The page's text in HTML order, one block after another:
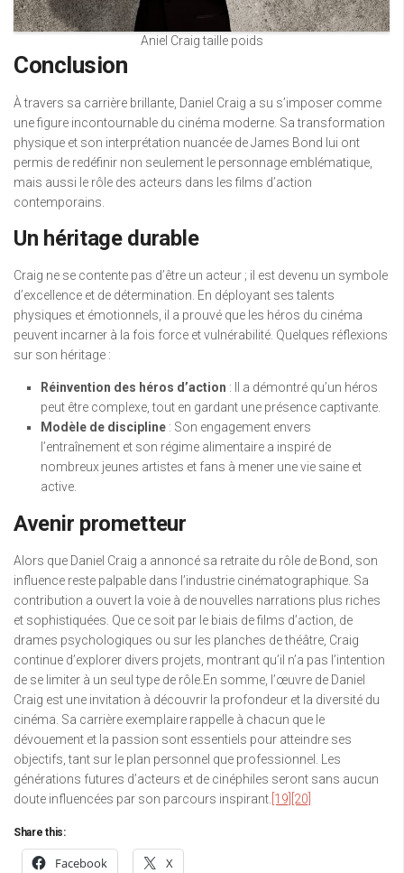
Aniel Craig taille poids
Conclusion
À travers sa carrière brillante, Daniel Craig a su s’imposer comme
une figure incontournable du cinéma moderne. Sa transformation
physique et son interprétation nuancée de James Bond lui ont
permis de redéfinir non seulement le personnage emblématique,
mais aussi le rôle des acteurs dans les films d’action
contemporains.
Un héritage durable
Craig ne se contente pas d’être un acteur ; il est devenu un symbole
d’excellence et de détermination. En déployant ses talents
physiques et émotionnels, il a prouvé que les héros du cinéma
peuvent incarner à la fois force et vulnérabilité. Quelques réflexions
sur son héritage :
Réinvention des héros d’action : Il a démontré qu’un héros
peut être complexe, tout en gardant une présence captivante.
Modèle de discipline : Son engagement envers
l’entraînement et son régime alimentaire a inspiré de
nombreux jeunes artistes et fans à mener une vie saine et
active.
Avenir prometteur
Alors que Daniel Craig a annoncé sa retraite du rôle de Bond, son
influence reste palpable dans l’industrie cinématographique. Sa
contribution a ouvert la voie à de nouvelles narrations plus riches
et sophistiquées. Que ce soit par le biais de films d’action, de
drames psychologiques ou sur les planches de théâtre, Craig
continue d’explorer divers projets, montrant qu’il n’a pas l’intention
de se limiter à un seul type de rôle.En somme, l’œuvre de Daniel
Craig est une invitation à découvrir la profondeur et la diversité du
cinéma. Sa carrière exemplaire rappelle à chacun que le
dévouement et la passion sont essentiels pour atteindre ses
objectifs, tant sur le plan personnel que professionnel. Les
générations futures d’acteurs et de cinéphiles seront sans aucun
doute influencées par son parcours inspirant. [19] [20]
Share this:
Facebook X